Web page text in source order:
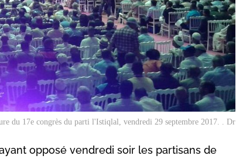
du 17e congrès du parti l'Istiqlal, vendredi 29 septembre 2017. . Dr
opposé vendredi soir les partisans de